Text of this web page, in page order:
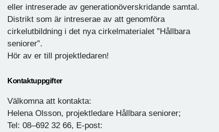
eller intreserade av generationöverskridande samtal.
Distrikt som är intreserae av att genomföra
cirkelutbildning i det nya cirkelmaterialet ”Hållbara
seniorer”.
Hör av er till projektledaren!
Kontaktuppgifter
Välkomna att kontakta:
Helena Olsson, projektledare Hållbara seniorer;
Tel: 08–692 32 66, E-post: